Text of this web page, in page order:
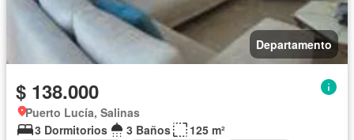
Departamento
$ 138.000
Puerto Lucía, Salinas
3 Dormitorios
3 Baños
125 m²